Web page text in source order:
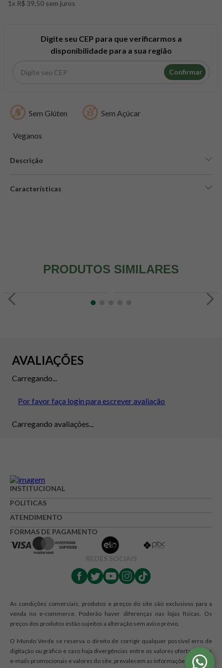
1x R$ 39,50 sem juros
Digite seu CEP para que verificarmos a
disponibilidade para a sua região
Confirmar
Sem Glúten Sem Açúcar
Veganos
Descrição
Características
PRODUTOS SIMILARES
AVALIAÇÕES
Carregando...
Por favor faça login para escrever avaliação
Carregando avaliações...
INSTITUCIONAL
POLITICAS
ATENDIMENTO
FORMAS DE PAGAMENTO
REDES SOCIAIS
As condições comerciais, produtos e preços do site são exclusivos para a
venda no e-commerce. Poderão haver diferenças nas lojas físicas. Os
preços dos produtos estão sujeitos a alteração sem aviso prévio.
O Mundo Verde se reserva o direito de corrigir qualquer possível erro de
digitação ou gráfico e caso haja divergências entre os valores ofertados nos
e-mails promocionais e valores do site, prevalecem as informações do site.
8º snack proteico mundo verde